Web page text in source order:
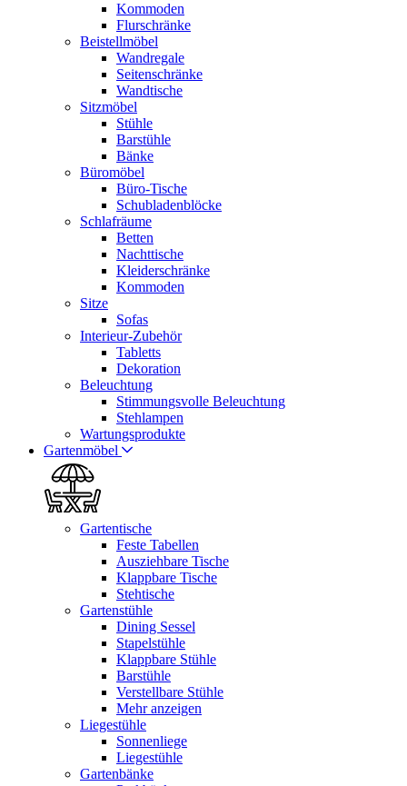
Kommoden
Flurschränke
Beistellmöbel
Wandregale
Seitenschränke
Wandtische
Sitzmöbel
Stühle
Barstühle
Bänke
Büromöbel
Büro-Tische
Schubladenblöcke
Schlafräume
Betten
Nachttische
Kleiderschränke
Kommoden
Sitze
Sofas
Interieur-Zubehör
Tabletts
Dekoration
Beleuchtung
Stimmungsvolle Beleuchtung
Stehlampen
Wartungsprodukte
Gartenmöbel
Gartentische
Feste Tabellen
Ausziehbare Tische
Klappbare Tische
Stehtische
Gartenstühle
Dining Sessel
Stapelstühle
Klappbare Stühle
Barstühle
Verstellbare Stühle
Mehr anzeigen
Liegestühle
Sonnenliege
Liegestühle
Gartenbänke